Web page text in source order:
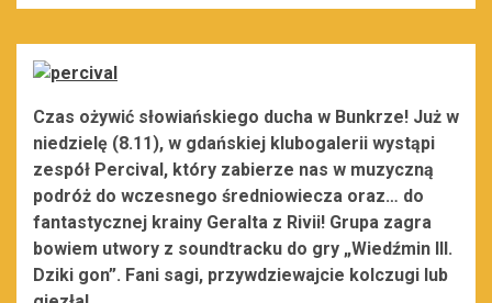
Czas ożywić słowiańskiego ducha w Bunkrze! Już w
niedzielę (8.11), w gdańskiej klubogalerii wystąpi
zespół Percival, który zabierze nas w muzyczną
podróż do wczesnego średniowiecza oraz… do
fantastycznej krainy Geralta z Rivii! Grupa zagra
bowiem utwory z soundtracku do gry „Wiedźmin III.
Dziki gon”. Fani sagi, przywdziewajcie kolczugi lub